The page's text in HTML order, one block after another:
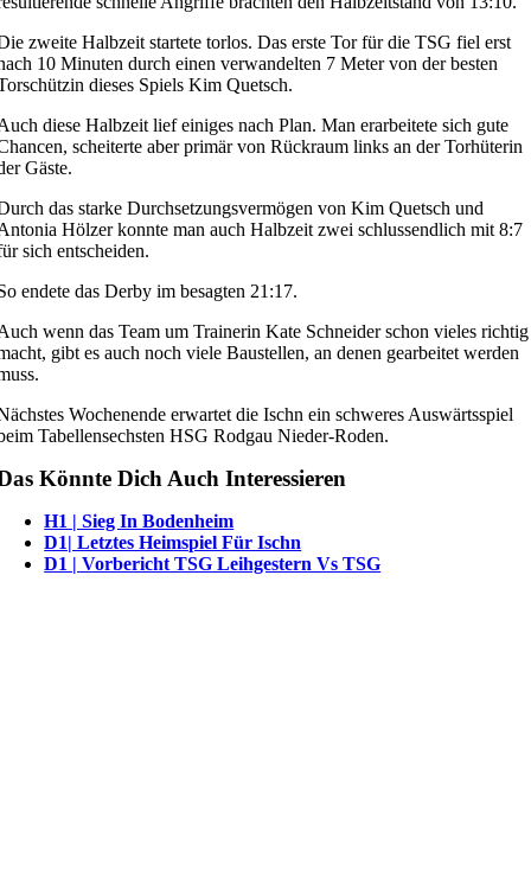
zweite Halbzeit startete torlos. Das erste Tor für die TSG fiel erst
10 Minuten durch einen verwandelten 7 Meter von der besten
dieses Spiels Kim Quetsch.
diese Halbzeit lief einiges nach Plan. Man erarbeitete sich gute
scheiterte aber primär von Rückraum links an der Torhüterin
Gäste.
das starke Durchsetzungsvermögen von Kim Quetsch und
Hölzer konnte man auch Halbzeit zwei schlussendlich mit 8:7
sich entscheiden.
endete das Derby im besagten 21:17.
wenn das Team um Trainerin Kate Schneider schon vieles richtig
gibt es auch noch viele Baustellen, an denen gearbeitet werden
Wochenende erwartet die Ischn ein schweres Auswärtsspiel
Tabellensechsten HSG Rodgau Nieder-Roden.
Könnte Dich Auch Interessieren
H1 | Sieg In Bodenheim
D1| Letztes Heimspiel Für Ischn
D1 | Vorbericht TSG Leihgestern Vs TSG